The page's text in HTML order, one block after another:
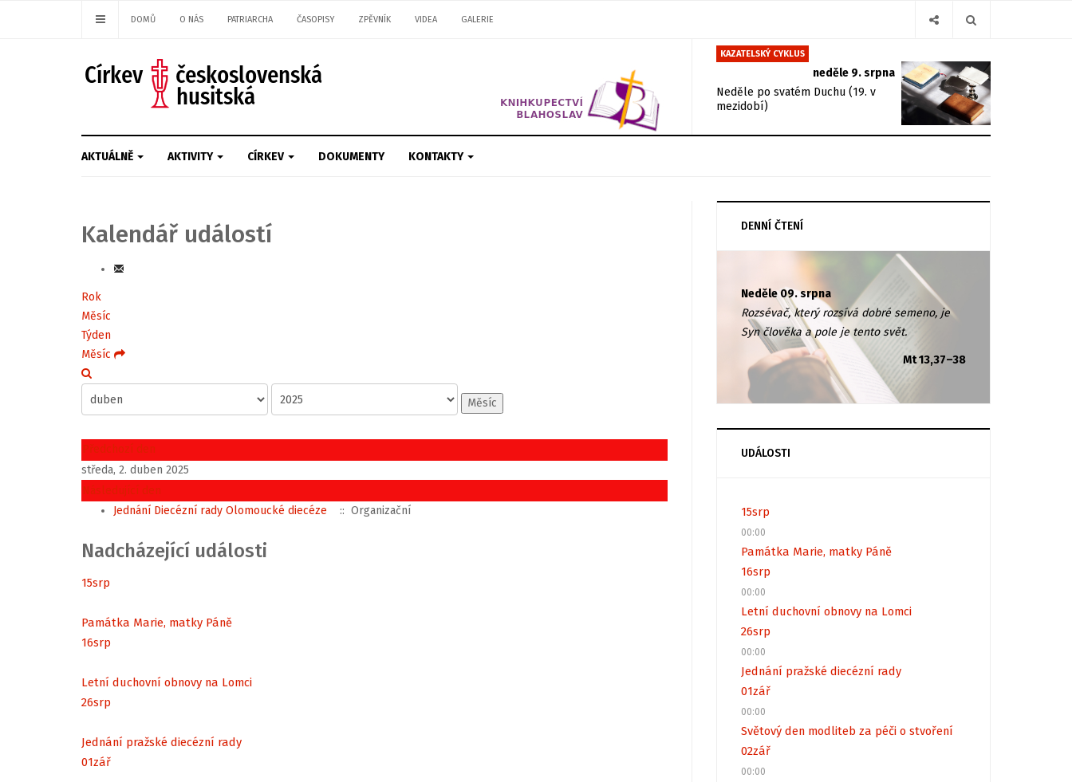
DOMŮ O NÁS PATRIARCHA ČASOPISY ZPĚVNÍK VIDEA GALERIE
KAZATELSKÝ CYKLUS
neděle 9. srpna
Neděle po svatém Duchu (19. v
mezidobí)
AKTUÁLNĚ AKTIVITY CÍRKEV DOKUMENTY KONTAKTY
Kalendář událostí
Rok
Měsíc
Týden
Měsíc
Měsíc
Předchozí den
středa, 2. duben 2025
Následující den
Jednání Diecézní rady Olomoucké diecéze
:: Organizační
Nadcházející události
15srp
Památka Marie, matky Páně
16srp
Letní duchovní obnovy na Lomci
26srp
Jednání pražské diecézní rady
01zář
DENNÍ ČTENÍ
Neděle 09. srpna
Rozsévač, který rozsívá dobré semeno, je
Syn člověka a pole je tento svět.
Mt 13,37–38
UDÁLOSTI
15srp
00:00
Památka Marie, matky Páně
16srp
00:00
Letní duchovní obnovy na Lomci
26srp
00:00
Jednání pražské diecézní rady
01zář
00:00
Světový den modliteb za péči o stvoření
02zář
00:00